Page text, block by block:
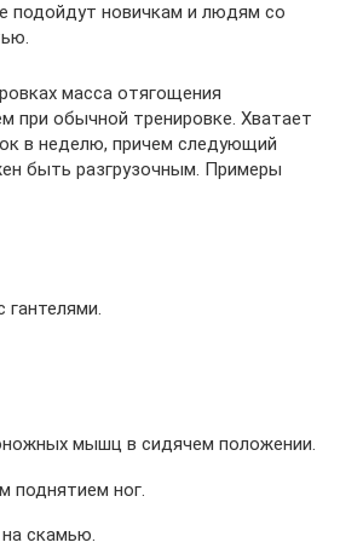
подойдут новичкам и людям со
масса отягощения
при обычной тренировке. Хватает
в неделю, причем следующий
быть разгрузочным. Примеры
гантелями.
мышц в сидячем положении.
поднятием ног.
скамью.